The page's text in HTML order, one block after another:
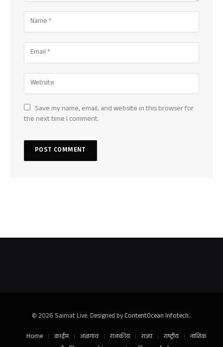
Save my name, email, and website in this browser for
the next time I comment.
© 2026 Saimat Live. Designed byContentOcean Infotech..
Home
क्राईम जळगाव राजकीय राज्य राष्ट्रीय
नाशिक